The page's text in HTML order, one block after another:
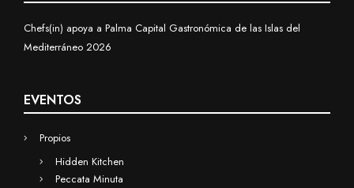
Chefs(in) apoya a Palma Capital Gastronómica de las Islas del
Mediterráneo 2026
EVENTOS
Propios
Hidden Kitchen
Peccata Minuta